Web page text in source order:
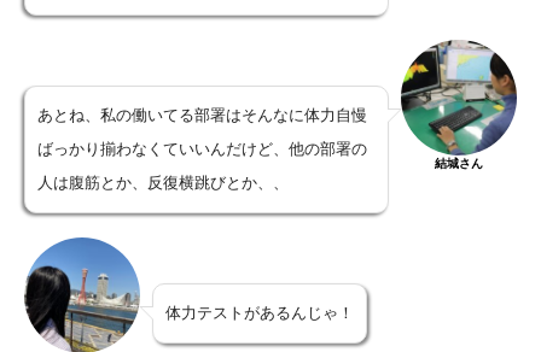
あとね、私の働いてる部署はそんなに体力自慢
ばっかり揃わなくていいんだけど、他の部署の
人は腹筋とか、反復横跳びとか、、
結城さん
体力テストがあるんじゃ！